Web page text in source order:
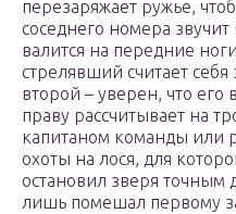
перезаряжает ружье,
соседнего номера
валится на передние
стрелявший считает
второй – уверен, что
праву рассчитывает на
капитаном команды или
охоты на лося, для
остановил зверя точным
лишь помешал первому